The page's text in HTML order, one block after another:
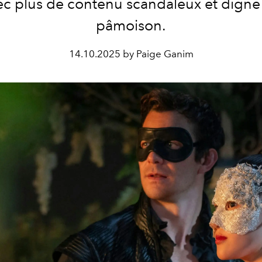
plus de contenu scandaleux et
pâmoison.
14.10.2025 by Paige Ganim